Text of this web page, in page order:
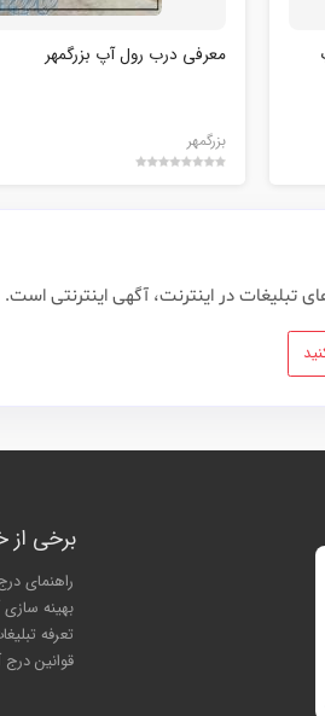
معرفی درب رول آپ بزرگمهر
بزرگمهر
تبلیغات در اینترنت، آگهی اینترنتی است.
برخی از
راهنمای
بهینه
تعرفه
قوانین